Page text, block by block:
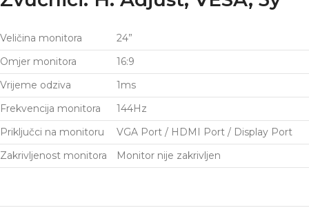
Veličina monitora
24”
Omjer monitora
16:9
Vrijeme odziva
1ms
Frekvencija monitora
144Hz
Priključci na monitoru
VGA Port / HDMI Port / Display Port
Zakrivljenost monitora
Monitor nije zakrivljen